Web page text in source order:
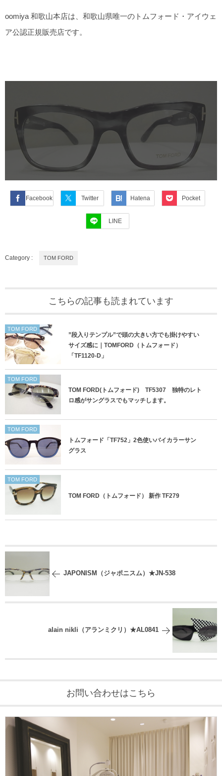
oomiya 和歌山本店は、和歌山県唯一のトムフォード・アイウェ
ア公認正規販売店です。
Facebook Twitter Hatena Pocket
LINE
Category : TOM FORD
こちらの記事も読まれています
TOM FORD
”段入りテンプル”で頭の大きい方でも掛けやすい
サイズ感に｜TOMFORD（トムフォード）
「TF1120-D」
TOM FORD
TOM FORD(トムフォード) TF5307 独特のレト
ロ感がサングラスでもマッチします。
TOM FORD
トムフォード「TF752」2色使いバイカラーサン
グラス
TOM FORD
TOM FORD（トムフォード） 新作 TF279
JAPONISM（ジャポニスム）★JN-538
alain nikli（アランミクリ）★AL0841
お問い合わせはこちら